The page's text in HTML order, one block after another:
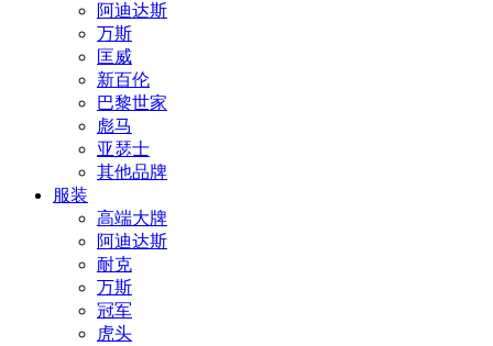
阿迪达斯
万斯
匡威
新百伦
巴黎世家
彪马
亚瑟士
其他品牌
服装
高端大牌
阿迪达斯
耐克
万斯
冠军
虎头